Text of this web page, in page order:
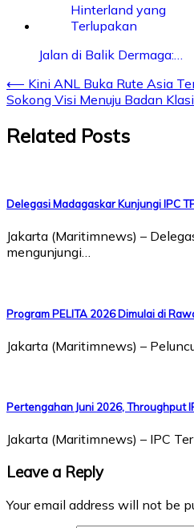
Jalan di Balik Dermaga:…
Post
navigation
⟵ Kini ANL Buka Rute Asia
Sokong Visi Menuju Badan
Related Posts
Delegasi Madagaskar Kunjungi IPC
Jakarta (Maritimnews) –
mengunjungi…
Program PELITA 2026 Dimulai di
Jakarta (Maritimnews) –
Pertengahan Juni 2026, Throughput
Jakarta (Maritimnews) – IPC
Leave a Reply
Your email address will not be